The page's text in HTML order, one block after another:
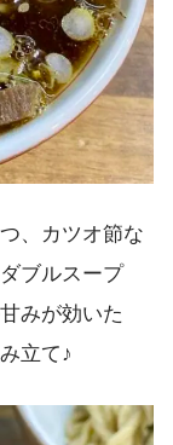
、カツオ節な
ブルスープ
みが効いた
立て♪